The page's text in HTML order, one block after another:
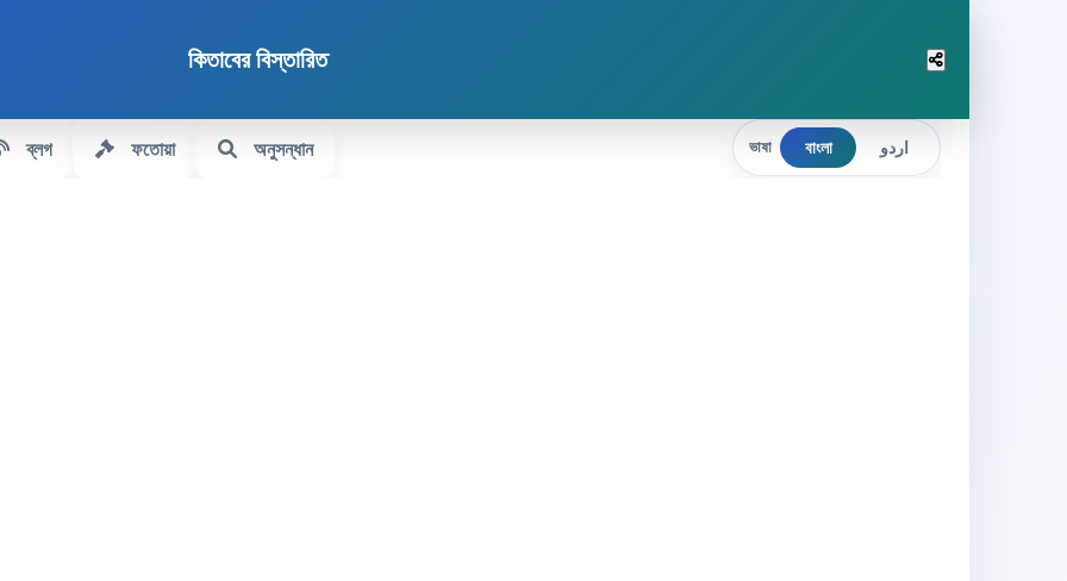
কিতাবের বিস্তারিত
ব্লগ ফতোয়া অনুসন্ধান ভাষা বাংলা اردو